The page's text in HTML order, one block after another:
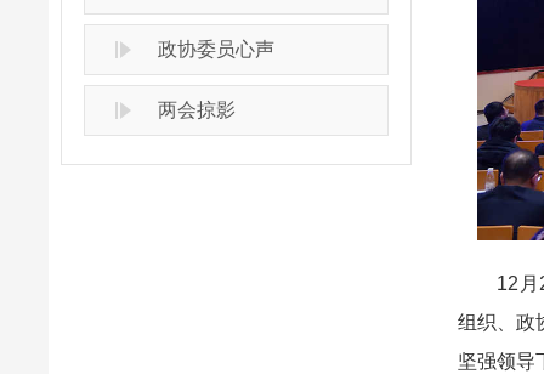
政协委员心声
两会掠影
12月23
组织、政
坚强领导